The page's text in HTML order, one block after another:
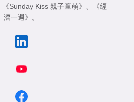
《Sunday Kiss 親子童萌》
《經
濟一週》
。